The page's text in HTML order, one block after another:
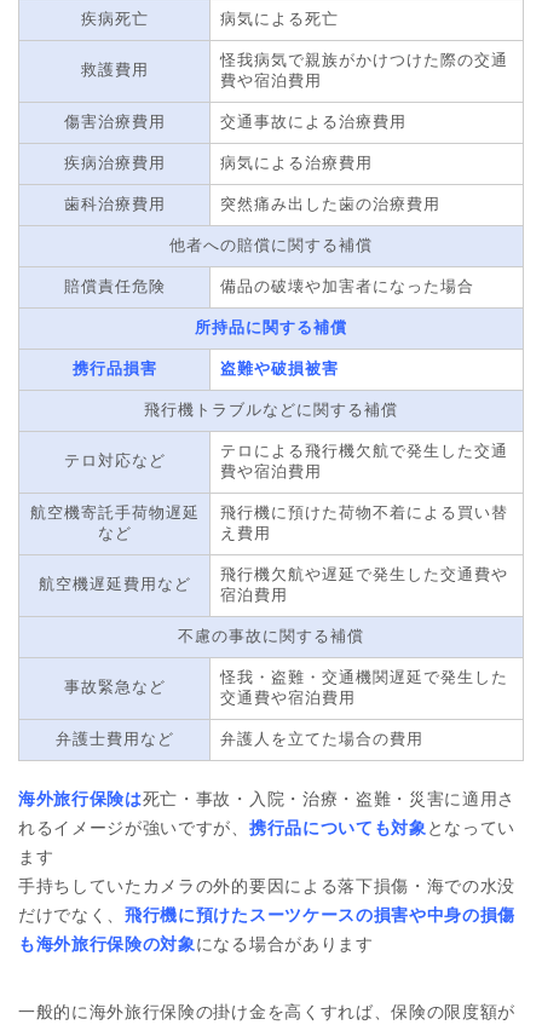
疾病死亡 病気による死亡
救護費用
怪我病気で親族がかけつけた際の交通
費や宿泊費用
傷害治療費用 交通事故による治療費用
疾病治療費用 病気による治療費用
歯科治療費用 突然痛み出した歯の治療費用
他者への賠償に関する補償
賠償責任危険 備品の破壊や加害者になった場合
所持品に関する補償
携行品損害 盗難や破損被害
飛行機トラブルなどに関する補償
テロ対応など
テロによる飛行機欠航で発生した交通
費や宿泊費用
航空機寄託手荷物遅延
など
飛行機に預けた荷物不着による買い替
え費用
航空機遅延費用など
飛行機欠航や遅延で発生した交通費や
宿泊費用
不慮の事故に関する補償
事故緊急など
怪我・盗難・交通機関遅延で発生した
交通費や宿泊費用
弁護士費用など 弁護人を立てた場合の費用
海外旅行保険は死亡・事故・入院・治療・盗難・災害に適用さ
れるイメージが強いですが、 携行品についても対象 となってい
ます
手持ちしていたカメラの外的要因による落下損傷・海での水没
だけでなく、飛行機に預けたスーツケースの損害や中身の損傷
も海外旅行保険の対象になる場合があります
一般的に海外旅行保険の掛け金を高くすれば、保険の限度額が